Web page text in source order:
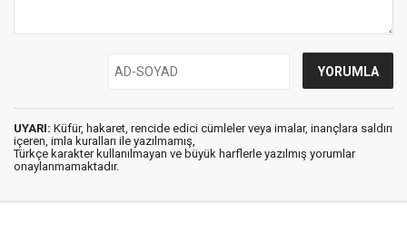
UYARI: Küfür, hakaret, rencide edici cümleler veya imalar, inançlara saldırı
içeren, imla kuralları ile yazılmamış,
Türkçe karakter kullanılmayan ve büyük harflerle yazılmış yorumlar
onaylanmamaktadır.